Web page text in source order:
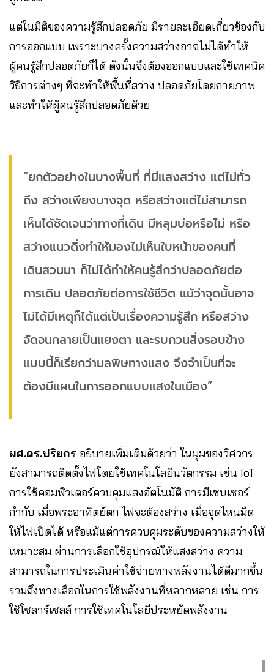
แต่ในมิติของความรู้สึกปลอดภัย มีรายละเอียดเกี่ยวข้องกับ
การออกแบบ เพราะบางครั้งความสว่างอาจไม่ได้ทำให้
ผู้คนรู้สึกปลอดภัยก็ได้ ดังนั้นจึงต้องออกแบบและใช้เทคนิค
วิธีการต่างๆ ที่จะทำให้พื้นที่สว่าง ปลอดภัยโดยกายภาพ
และทำให้ผู้คนรู้สึกปลอดภัยด้วย
“ยกตัวอย่างในบางพื้นที่ ที่มีแสงสว่าง แต่ไม่ทั่ว
ถึง สว่างเพียงบางจุด หรือสว่างแต่ไม่สามารถ
เห็นได้ชัดเจนว่าทางที่เดิน มีหลุมบ่อหรือไม่ หรือ
สว่างแนวดิ่งทำให้มองไม่เห็นใบหน้าของคนที่
เดินสวนมา ก็ไม่ได้ทำให้คนรู้สึกว่าปลอดภัยต่อ
การเดิน ปลอดภัยต่อการใช้ชีวิต แม้ว่าจุดนั้นอาจ
ไม่ได้มีเหตุก็ได้แต่เป็นเรื่องความรู้สึก หรือสว่าง
จัดจนกลายเป็นแยงตา และรบกวนสิ่งรอบข้าง
แบบนี้ก็เรียกว่ามลพิษทางแสง จึงจำเป็นที่จะ
ต้องมีแผนในการออกแบบแสงในเมือง”
ผศ.ดร.ปริยกร อธิบายเพิ่มเติมด้วยว่า ในมุมของวิศวกร
ยังสามารถติดตั้งไฟโดยใช้เทคโนโลยีนวัตกรรม เช่น IoT
การใช้คอมพิวเตอร์ควบคุมแสงอัตโนมัติ การมีเซนเซอร์
กำกับ เมื่อพระอาทิตย์ตก ไฟจะต้องสว่าง เมื่อจุดไหนมืด
ให้ไฟเปิดได้ หรือแม้แต่การควบคุมระดับของความสว่างให้
เหมาะสม ผ่านการเลือกใช้อุปกรณ์ให้แสงสว่าง ความ
สามารถในการประเมินค่าใช้จ่ายทางพลังงานได้ดีมากขึ้น
รวมถึงทางเลือกในการใช้พลังงานที่หลากหลาย เช่น การ
ใช้โซลาร์เซลล์ การใช้เทคโนโลยีประหยัดพลังงาน